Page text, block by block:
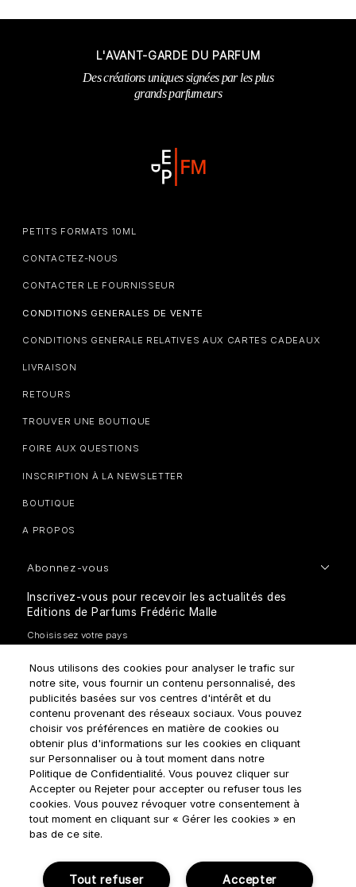
L'AVANT-GARDE DU PARFUM
Des créations uniques signées par les plus
grands parfumeurs
PETITS FORMATS 10ML
CONTACTEZ-NOUS
CONTACTER LE FOURNISSEUR
CONDITIONS GENERALES DE VENTE
CONDITIONS GENERALE RELATIVES AUX CARTES CADEAUX
LIVRAISON
RETOURS
TROUVER UNE BOUTIQUE
FOIRE AUX QUESTIONS
INSCRIPTION À LA NEWSLETTER
BOUTIQUE
A PROPOS
Abonnez-vous
Inscrivez-vous pour recevoir les actualités des
Editions de Parfums Frédéric Malle
Comment traitons-nous vos données personnelles?
Règles d'utilisation
Gérer Les Cookies Conditions générales de ventes
Nous utilisons des cookies pour analyser le trafic sur
notre site, vous fournir un contenu personnalisé, des
publicités basées sur vos centres d'intérêt et du
contenu provenant des réseaux sociaux. Vous pouvez
choisir vos préférences en matière de cookies ou
obtenir plus d'informations sur les cookies en cliquant
sur Personnaliser ou à tout moment dans notre
Politique de Confidentialité. Vous pouvez cliquer sur
Accepter ou Rejeter pour accepter ou refuser tous les
cookies. Vous pouvez révoquer votre consentement à
tout moment en cliquant sur « Gérer les cookies » en
bas de ce site.
Accepter
Tout refuser